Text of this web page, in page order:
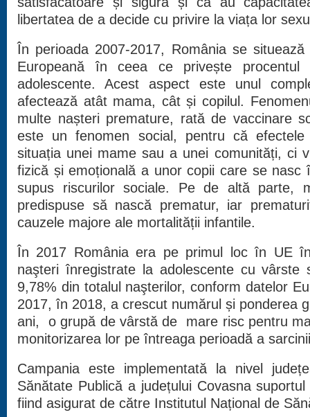
libertatea de a decide cu privire la viața lor
În perioada 2007-2017, România se
Europeană în ceea ce privește procentul
adolescente. Acest aspect este unul
afectează atât mama, cât și copilul.
multe nașteri premature, rată de vaccinare
este un fenomen social, pentru că
situația unei mame sau a unei comunități, ci
fizică și emoțională a unor copii care se nasc
supus riscurilor sociale. Pe de altă parte,
predispuse să nască prematur, iar
cauzele majore ale mortalității infantile.
În 2017 România era pe primul loc în UE
naşteri înregistrate la adolescente cu vârste
9,78% din totalul naşterilor, conform datelor
2017, în 2018, a crescut numărul și ponderea
ani, o grupă de vârstă de mare risc pentru
monitorizarea lor pe întreaga perioadă a
Campania este implementată la nivel
Sănătate Publică a județului Covasna
fiind asigurat de către Institutul Național de